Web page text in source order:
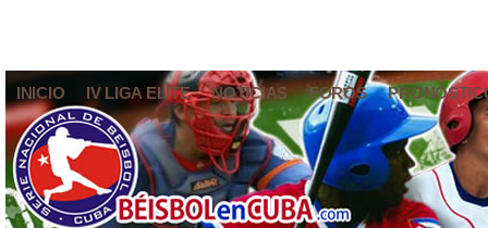
INICIO IV LIGA ELITE NOTICIAS FOROS